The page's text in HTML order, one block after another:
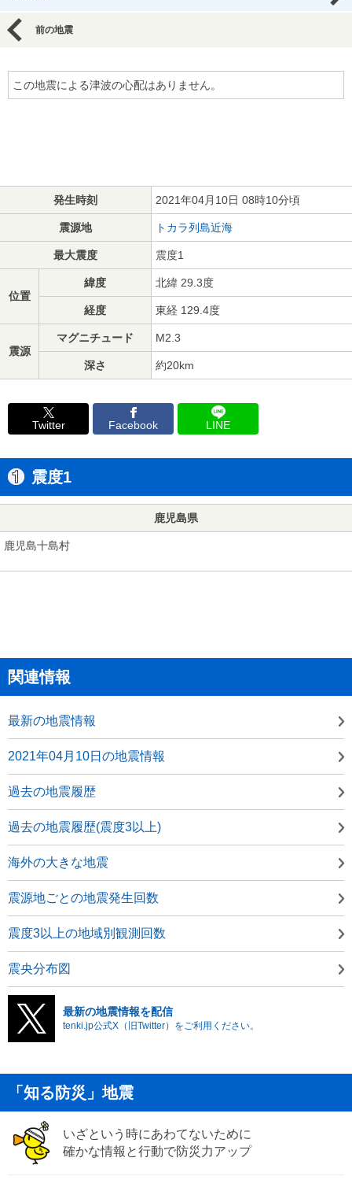
前の地震
この地震による津波の心配はありません。
発生時刻 2021年04月10日 08時10分頃
震源地 トカラ列島近海
最大震度 震度1
位置
緯度 北緯 29.3度
経度 東経 129.4度
震源
マグニチュード M2.3
深さ 約20km
Twitter Facebook LINE
震度1
鹿児島県
鹿児島十島村
関連情報
最新の地震情報
2021年04月10日の地震情報
過去の地震履歴
過去の地震履歴(震度3以上)
海外の大きな地震
震源地ごとの地震発生回数
震度3以上の地域別観測回数
震央分布図
最新の地震情報を配信
tenki.jp公式X（旧Twitter）をご利用ください。
「知る防災」地震
いざという時にあわてないために
確かな情報と行動で防災力アップ